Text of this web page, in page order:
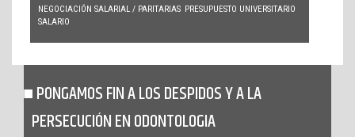
NEGOCIACIÓN SALARIAL / PARITARIAS PRESUPUESTO UNIVERSITARIO
SALARIO
PONGAMOS FIN A LOS DESPIDOS Y A LA
PERSECUCIÓN EN ODONTOLOGIA